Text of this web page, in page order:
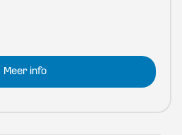
Meer info